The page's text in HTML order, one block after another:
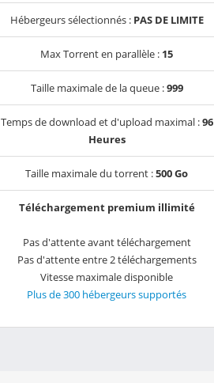
Hébergeurs sélectionnés : PAS DE LIMITE
Max Torrent en parallèle : 15
Taille maximale de la queue :999
Temps de download et d'upload maximal :96
Heures
Taille maximale du torrent :500 Go
Téléchargement premium illimité
Pas d'attente avant téléchargement
Pas d'attente entre 2 téléchargements
Vitesse maximale disponible
Plus de 300 hébergeurs supportés